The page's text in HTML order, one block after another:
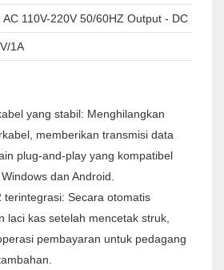
AC 110V-220V 50/60HZ Output - DC 12V/
1A
yang stabil: Menghilangkan
memberikan transmisi data
plug-and-play yang kompatibel
dan Android.
terintegrasi: Secara otomatis
laci kas setelah mencetak struk,
pembayaran untuk pedagang